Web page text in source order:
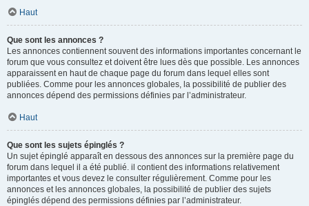
Haut
Que sont les annonces ?
Les annonces contiennent souvent des informations importantes concernant le
forum que vous consultez et doivent être lues dès que possible. Les annonces
apparaissent en haut de chaque page du forum dans lequel elles sont
publiées. Comme pour les annonces globales, la possibilité de publier des
annonces dépend des permissions définies par l’administrateur.
Haut
Que sont les sujets épinglés ?
Un sujet épinglé apparaît en dessous des annonces sur la première page du
forum dans lequel il a été publié. il contient des informations relativement
importantes et vous devez le consulter régulièrement. Comme pour les
annonces et les annonces globales, la possibilité de publier des sujets
épinglés dépend des permissions définies par l’administrateur.